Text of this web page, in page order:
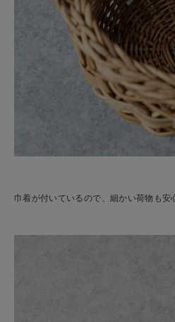
巾着が付いているので、細かい荷物も安